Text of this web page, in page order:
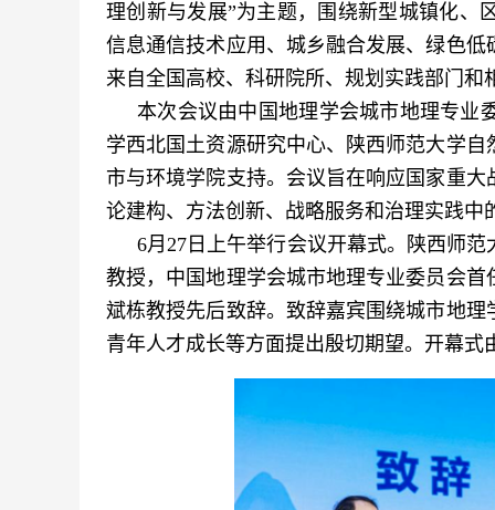
理创新与发展”为主题，围绕新型城镇化、
信息通信技术应用、城乡融合发展、绿色
来自全国高校、科研院所、规划实践部门
本次会议由中国地理学会城市地理专业
学西北国土资源研究中心、陕西师范大学
市与环境学院支持。会议旨在响应国家重
论建构、方法创新、战略服务和治理实践中
6月27日上午举行会议开幕式。陕西师
教授，中国地理学会城市地理专业委员会
斌栋教授先后致辞。致辞嘉宾围绕城市地
青年人才成长等方面提出殷切期望。开幕